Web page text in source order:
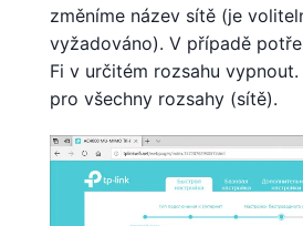
změníme název sítě (je
vyžadováno). V případě
Fi v určitém rozsahu
pro všechny rozsahy (sítě).